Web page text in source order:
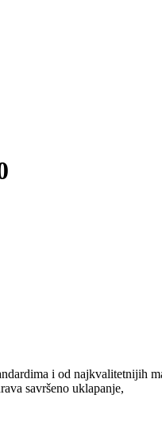
i od najkvalitetnijih
savršeno uklapanje,